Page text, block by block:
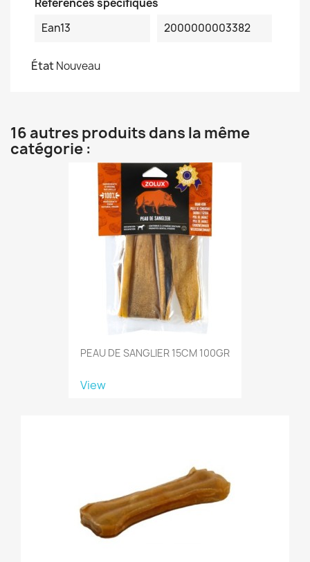
Références spécifiques
Ean13
2000000003382
ÉtatNouveau
16 autres produits dans la même
catégorie :
PEAU DE SANGLIER 15CM 100GR
View